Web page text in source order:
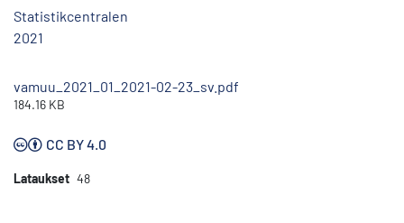
Statistikcentralen
2021
vamuu_2021_01_2021-02-23_sv.pdf
184.16 KB
CC BY 4.0
Lataukset 48